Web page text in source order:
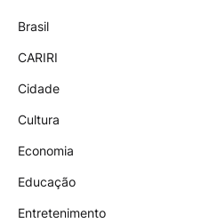
Brasil
CARIRI
Cidade
Cultura
Economia
Educação
Entretenimento